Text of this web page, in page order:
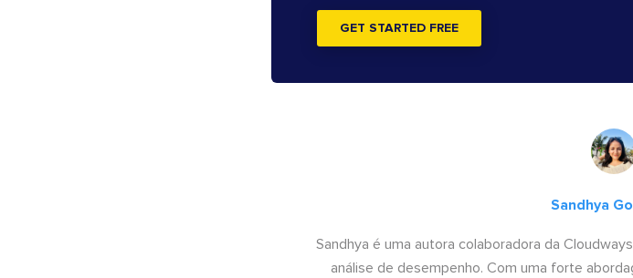
GET STARTED FREE
Sandhya
Sandhya é uma autora colaboradora da
análise de desempenho. Com uma forte